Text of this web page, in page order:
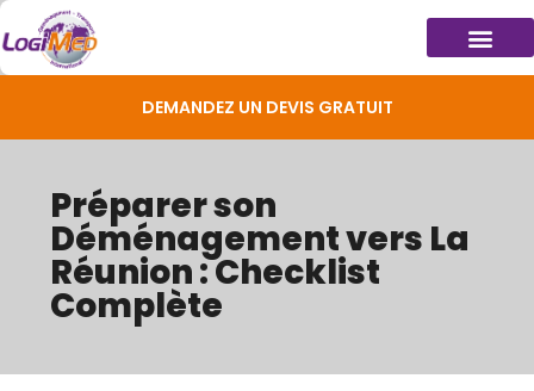
DEMANDEZ UN DEVIS GRATUIT
Préparer son
Déménagement vers La
Réunion : Checklist
Complète